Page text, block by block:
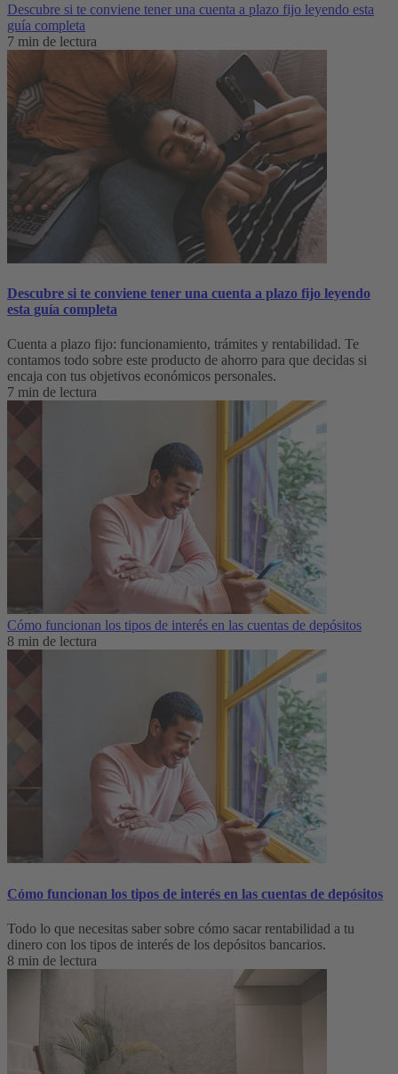
Descubre si te conviene tener una cuenta a plazo fijo leyendo esta
guía completa
7 min de lectura
Descubre si te conviene tener una cuenta a plazo fijo leyendo
esta guía completa
Cuenta a plazo fijo: funcionamiento, trámites y rentabilidad. Te
contamos todo sobre este producto de ahorro para que decidas si
encaja con tus objetivos económicos personales.
7 min de lectura
Cómo funcionan los tipos de interés en las cuentas de depósitos
8 min de lectura
Cómo funcionan los tipos de interés en las cuentas de depósitos
Todo lo que necesitas saber sobre cómo sacar rentabilidad a tu
dinero con los tipos de interés de los depósitos bancarios.
8 min de lectura